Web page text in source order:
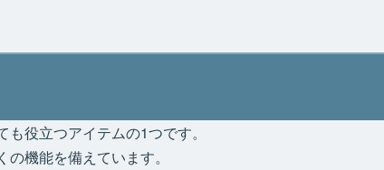
役立つアイテムの1つです。
機能を備えています。